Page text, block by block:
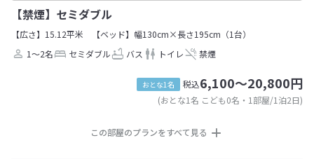
【禁煙】セミダブル
【広さ】15.12平米
【ベッド】幅130cm×長さ195cm（1台）
1～2名
セミダブル バス トイレ 禁煙
おとな1名 税込6,100～20,800円
(おとな1名 こども0名・1部屋/1泊2日)
この部屋のプランをすべて見る